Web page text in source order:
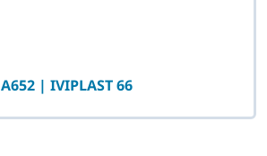
A652 | IVIPLAST 66